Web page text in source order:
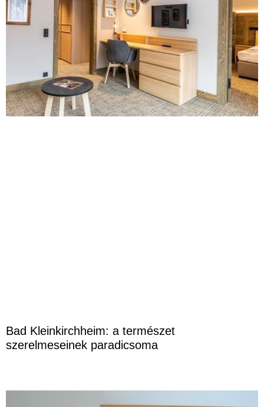
Bad Kleinkirchheim: a természet
szerelmeseinek paradicsoma